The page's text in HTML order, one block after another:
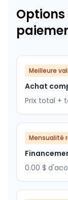
Options
Meilleure
Achat
Prix total +
Mensualité
0.00 $